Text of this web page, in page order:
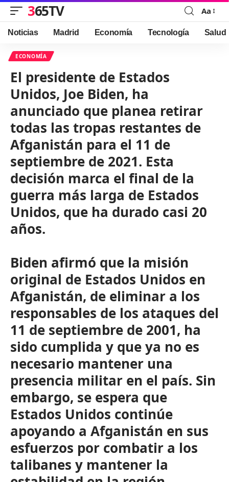
365TV
Font
Resizer
Aa
Noticias Madrid Economía Tecnología Salud
ECONOMÍA
El presidente de Estados
Unidos, Joe Biden, ha
anunciado que planea retirar
todas las tropas restantes de
Afganistán para el 11 de
septiembre de 2021. Esta
decisión marca el final de la
guerra más larga de Estados
Unidos, que ha durado casi 20
años.
Biden afirmó que la misión
original de Estados Unidos en
Afganistán, de eliminar a los
responsables de los ataques del
11 de septiembre de 2001, ha
sido cumplida y que ya no es
necesario mantener una
presencia militar en el país. Sin
embargo, se espera que
Estados Unidos continúe
apoyando a Afganistán en sus
esfuerzos por combatir a los
talibanes y mantener la